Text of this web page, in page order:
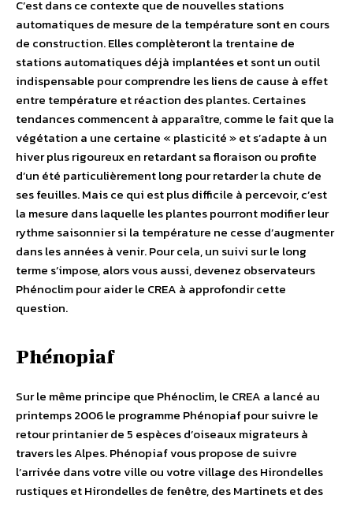
C’est dans ce contexte que de nouvelles stations
automatiques de mesure de la température sont en cours
de construction. Elles complèteront la trentaine de
stations automatiques déjà implantées et sont un outil
indispensable pour comprendre les liens de cause à effet
entre température et réaction des plantes. Certaines
tendances commencent à apparaître, comme le fait que la
végétation a une certaine « plasticité » et s’adapte à un
hiver plus rigoureux en retardant sa floraison ou profite
d’un été particulièrement long pour retarder la chute de
ses feuilles. Mais ce qui est plus difficile à percevoir, c’est
la mesure dans laquelle les plantes pourront modifier leur
rythme saisonnier si la température ne cesse d’augmenter
dans les années à venir. Pour cela, un suivi sur le long
terme s’impose, alors vous aussi, devenez observateurs
Phénoclim pour aider le CREA à approfondir cette
question.
Phénopiaf
Sur le même principe que Phénoclim, le CREA a lancé au
printemps 2006 le programme Phénopiaf pour suivre le
retour printanier de 5 espèces d’oiseaux migrateurs à
travers les Alpes. Phénopiaf vous propose de suivre
l’arrivée dans votre ville ou votre village des Hirondelles
rustiques et Hirondelles de fenêtre, des Martinets et des